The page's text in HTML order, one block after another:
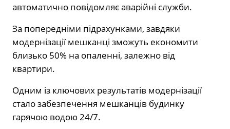
автоматично повідомляє аварійні служби.
За попередніми підрахунками, завдяки
модернізації мешканці зможуть економити
близько 50% на опаленні, залежно від
квартири.
Одним із ключових результатів модернізації
стало забезпечення мешканців будинку
гарячою водою 24/7.